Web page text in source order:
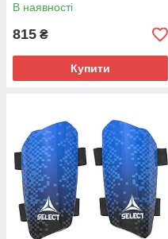
В наявності
815 ₴
Купити